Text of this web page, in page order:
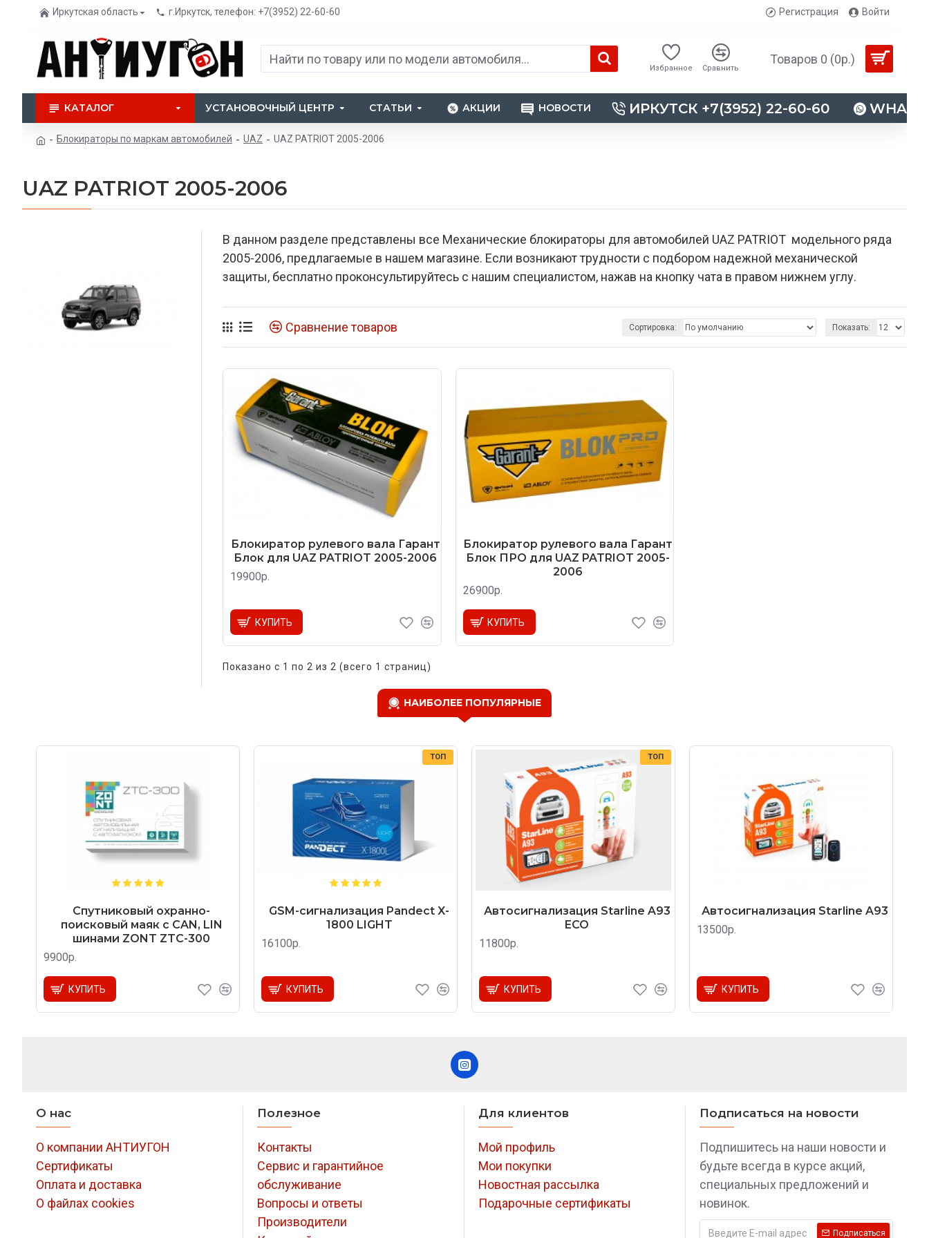
Иркутская область г.Иркутск, телефон: +7(3952) 22-60-60 Регистрация Войти
Избранное Сравнить
Товаров 0 (0р.)
КАТАЛОГ УСТАНОВОЧНЫЙ ЦЕНТР СТАТЬИ АКЦИИ НОВОСТИ ИРКУТСК +7(3952) 22-60-60
Блокираторы по маркам автомобилей UAZ UAZ PATRIOT 2005-2006
UAZ PATRIOT 2005-2006
В данном разделе представлены все Механические блокираторы для автомобилей UAZ PATRIOT модельного ряда
2005-2006, предлагаемые в нашем магазине. Если возникают трудности с подбором надежной механической
защиты, бесплатно проконсультируйтесь с нашим специалистом, нажав на кнопку чата в правом нижнем углу.
Сравнение товаров Сортировка: Показать:
Блокиратор рулевого вала Гарант
Блок для UAZ PATRIOT 2005-2006
19900р.
КУПИТЬ
Блокиратор рулевого вала Гарант
Блок ПРО для UAZ PATRIOT 2005-
2006
26900р.
КУПИТЬ
Показано с 1 по 2 из 2 (всего 1 страниц)
НАИБОЛЕЕ ПОПУЛЯРНЫЕ
Спутниковый охранно-
поисковый маяк с CAN, LIN
шинами ZONT ZTC-300
9900р.
КУПИТЬ
ТОП
GSM-сигнализация Pandect X-
1800 LIGHT
16100р.
КУПИТЬ
ТОП
Автосигнализация Starline A93
ECO
11800р.
КУПИТЬ
Автосигнализация Starline A93
13500р.
КУПИТЬ
О нас
О компании АНТИУГОН
Сертификаты
Оплата и доставка
О файлах cookies
Полезное
Контакты
Сервис и гарантийное
обслуживание
Вопросы и ответы
Производители
Для клиентов
Мой профиль
Мои покупки
Новостная рассылка
Подарочные сертификаты
Подписаться на новости
Подпишитесь на наши новости и
будьте всегда в курсе акций,
специальных предложений и
новинок.
Подписаться